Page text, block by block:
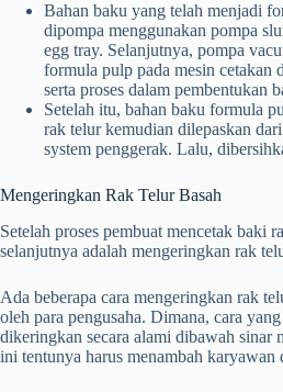
Bahan baku yang telah menjadi
dipompa menggunakan pompa
egg tray. Selanjutnya, pompa
formula pulp pada mesin cetakan
serta proses dalam pembentukan
Setelah itu, bahan baku formula
rak telur kemudian dilepaskan
system penggerak. Lalu,
Mengeringkan Rak Telur Basah
Setelah proses pembuat mencetak baki
selanjutnya adalah mengeringkan rak
Ada beberapa cara mengeringkan rak
oleh para pengusaha. Dimana, cara
dikeringkan secara alami dibawah sinar
ini tentunya harus menambah karyawan